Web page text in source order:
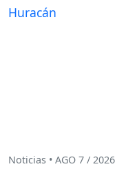
Noticias • AGO 7 / 2026